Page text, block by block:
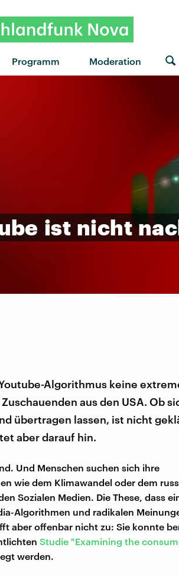
Programm Moderation
"Heavy Cross" von Gossip ·
ist nicht
Algorithmus keine
aus den USA. Ob
übertragen lassen, ist nicht
aber darauf hin.
Und Menschen suchen sich ihre
wie dem Klimawandel oder dem
Sozialen Medien. Die These, dass
Algorithmen und radikalen
aber offenbar nicht zu: Sie konnte
Studie "Examining the
werden.